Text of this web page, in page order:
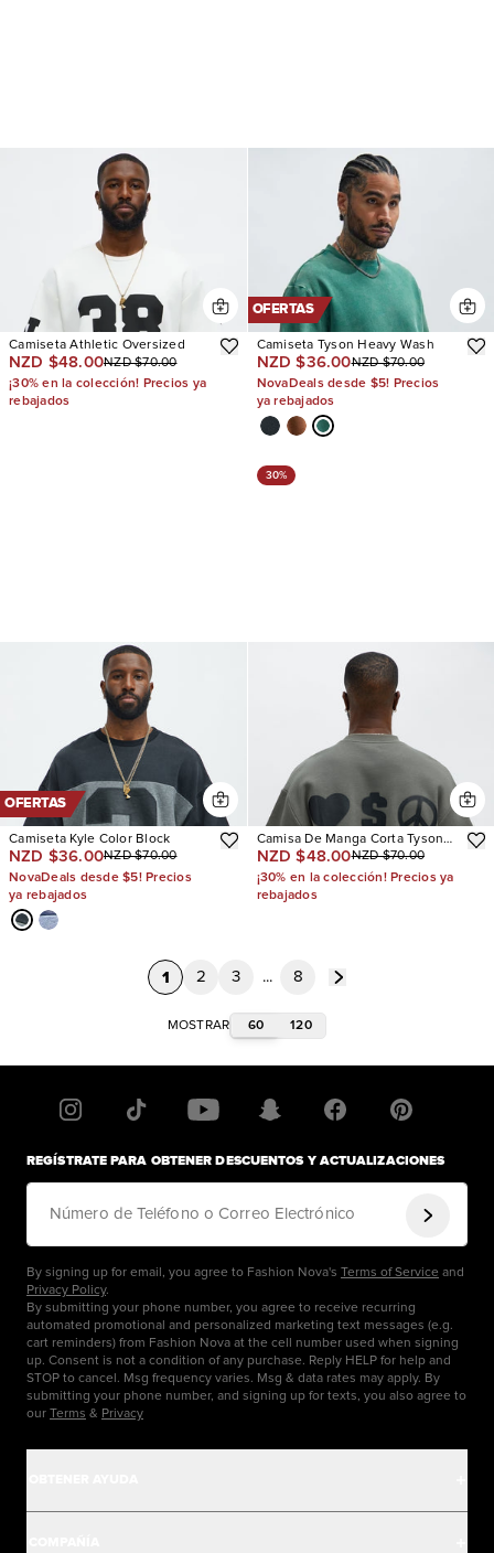
Camiseta Athletic Oversized
NZD $48.00NZD $70.00
¡30% en la colección! Precios ya
rebajados
OFERTAS
Camiseta Tyson Heavy Wash
NZD $36.00NZD $70.00
NovaDeals desde $5! Precios
ya rebajados
OFERTAS
Camiseta Kyle Color Block
NZD $36.00NZD $70.00
NovaDeals desde $5! Precios
ya rebajados
30%
Camisa De Manga Corta Tyson
Oversized Spray Paint
NZD $48.00NZD $70.00
¡30% en la colección! Precios ya
rebajados
1 2 3 ... 8
MOSTRAR 60 120
REGÍSTRATE PARA OBTENER DESCUENTOS Y ACTUALIZACIONES
Número de Teléfono o Correo Electrónico
By signing up for email, you agree to Fashion Nova's Terms of Service and
Privacy Policy.
By submitting your phone number, you agree to receive recurring
automated promotional and personalized marketing text messages (e.g.
cart reminders) from Fashion Nova at the cell number used when signing
up. Consent is not a condition of any purchase. Reply HELP for help and
STOP to cancel. Msg frequency varies. Msg & data rates may apply. By
submitting your phone number, and signing up for texts, you also agree to
our Terms & Privacy